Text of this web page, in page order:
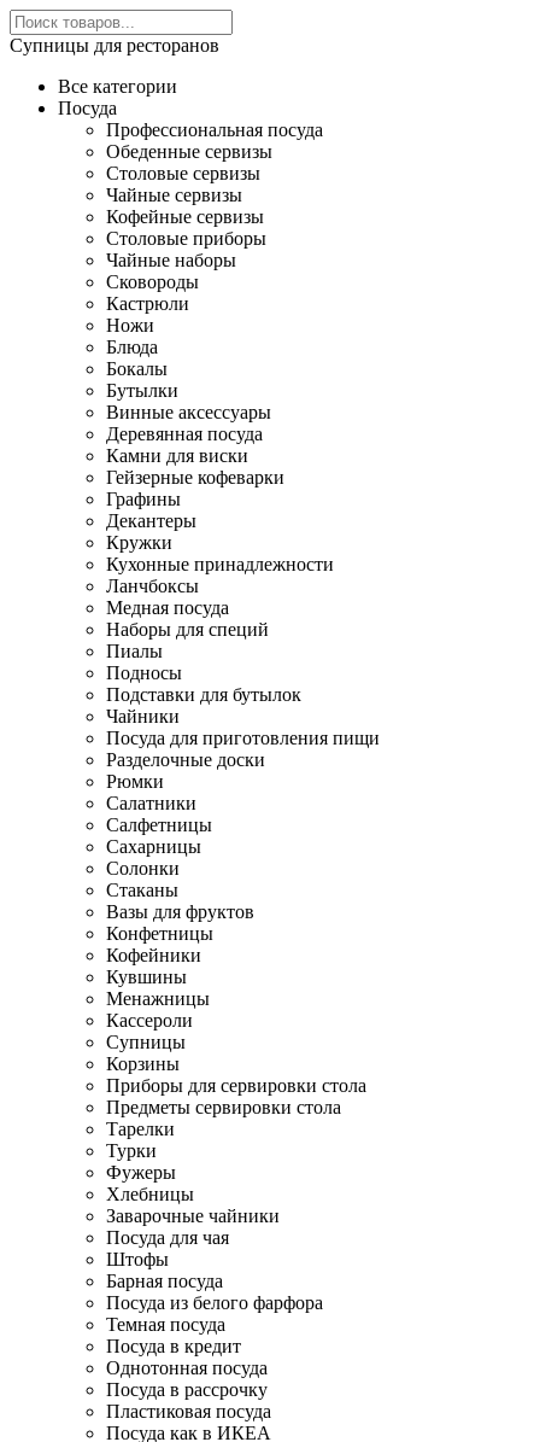
Супницы для ресторанов
Все категории
Посуда
Профессиональная посуда
Обеденные сервизы
Столовые сервизы
Чайные сервизы
Кофейные сервизы
Столовые приборы
Чайные наборы
Сковороды
Кастрюли
Ножи
Блюда
Бокалы
Бутылки
Винные аксессуары
Деревянная посуда
Камни для виски
Гейзерные кофеварки
Графины
Декантеры
Кружки
Кухонные принадлежности
Ланчбоксы
Медная посуда
Наборы для специй
Пиалы
Подносы
Подставки для бутылок
Чайники
Посуда для приготовления пищи
Разделочные доски
Рюмки
Салатники
Салфетницы
Сахарницы
Солонки
Стаканы
Вазы для фруктов
Конфетницы
Кофейники
Кувшины
Менажницы
Кассероли
Супницы
Корзины
Приборы для сервировки стола
Предметы сервировки стола
Тарелки
Турки
Фужеры
Хлебницы
Заварочные чайники
Посуда для чая
Штофы
Барная посуда
Посуда из белого фарфора
Темная посуда
Посуда в кредит
Однотонная посуда
Посуда в рассрочку
Пластиковая посуда
Посуда как в ИКЕА